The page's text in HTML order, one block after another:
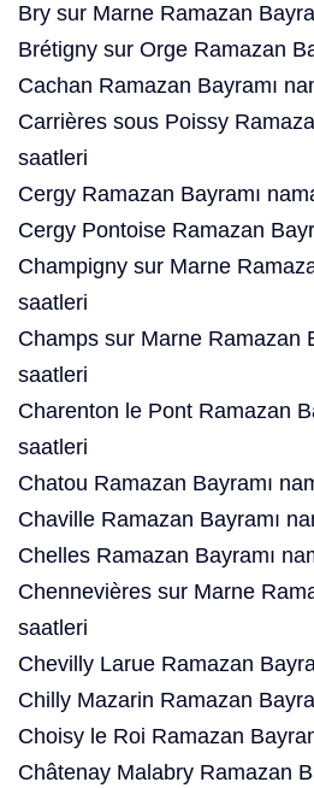
Bry sur Marne Ramazan
Brétigny sur Orge Ramazan
Cachan Ramazan Bayramı
Carrières sous Poissy
saatleri
Cergy Ramazan Bayramı
Cergy Pontoise Ramazan
Champigny sur Marne
saatleri
Champs sur Marne Ramazan
saatleri
Charenton le Pont Ramazan
saatleri
Chatou Ramazan Bayramı
Chaville Ramazan Bayramı
Chelles Ramazan Bayramı
Chennevières sur Marne
saatleri
Chevilly Larue Ramazan
Chilly Mazarin Ramazan
Choisy le Roi Ramazan
Châtenay Malabry Ramazan